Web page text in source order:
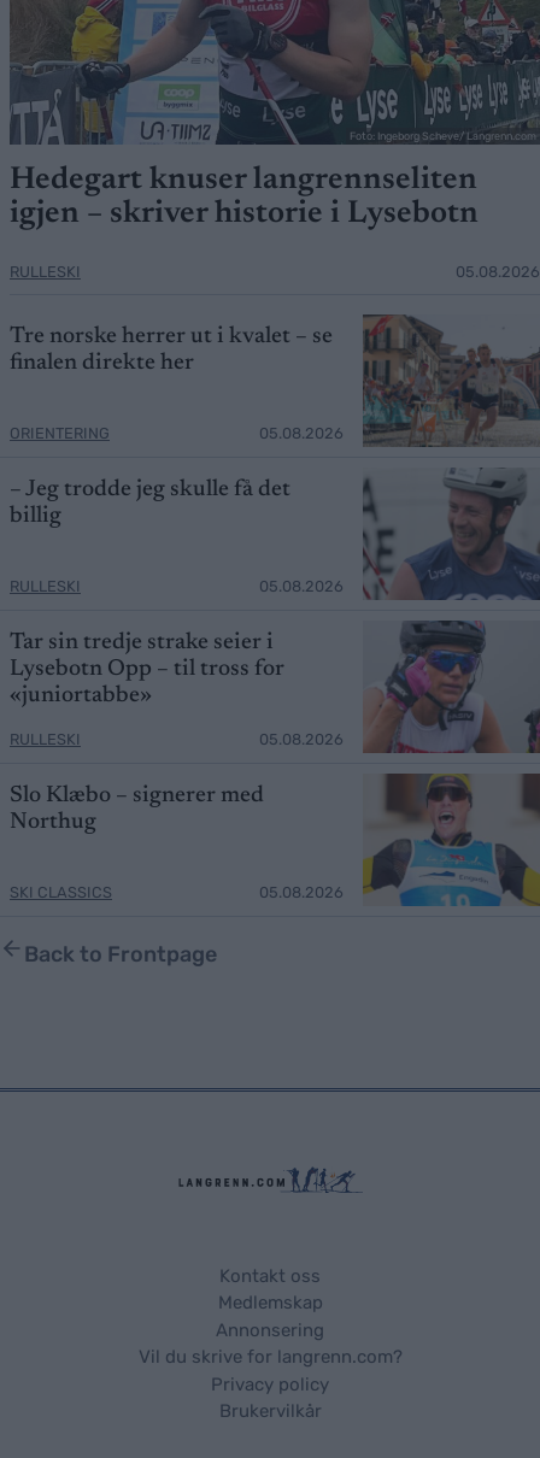
Foto: Ingeborg Scheve/ Langrenn.com
Hedegart knuser langrennseliten
igjen – skriver historie i Lysebotn
RULLESKI 05.08.2026
Tre norske herrer ut i kvalet – se
finalen direkte her
ORIENTERING 05.08.2026
– Jeg trodde jeg skulle få det
billig
RULLESKI 05.08.2026
Tar sin tredje strake seier i
Lysebotn Opp – til tross for
«juniortabbe»
RULLESKI 05.08.2026
Slo Klæbo – signerer med
Northug
SKI CLASSICS 05.08.2026
Back to Frontpage
Kontakt oss
Medlemskap
Annonsering
Vil du skrive for langrenn.com?
Privacy policy
Brukervilkår